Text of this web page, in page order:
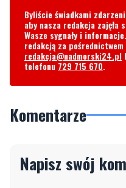
Byliście świadkami
aby nasza redakcja zajęła
Wasze sygnały i
redakcją za
redakcja@nadmorski24.pl
telefonu 729 715 670.
Komentarze
Napisz swój